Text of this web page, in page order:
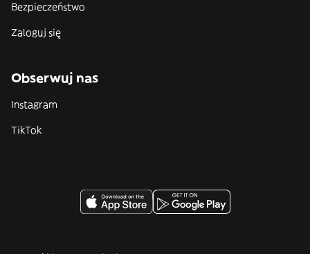
Bezpieczeństwo
Zaloguj się
Obserwuj nas
Instagram
TikTok